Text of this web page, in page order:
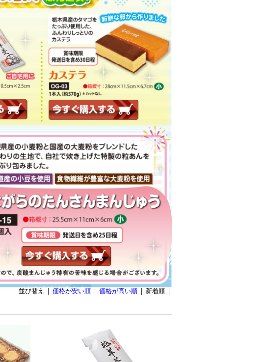
並び替え 価格が安い順 価格が高い順 新着順